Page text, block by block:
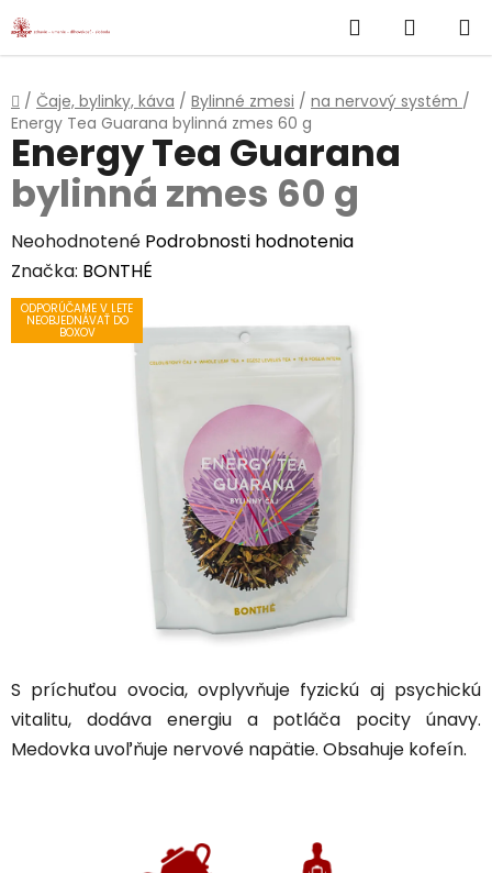
Prejsť
na
Hľadať
KOŠÍK
Domov
/ Čaje, bylinky, káva / Bylinné zmesi / na nervový systém /
Energy Tea Guarana bylinná zmes 60 g
S príchuťou ovocia, ovplyvňuje fyzickú aj psychickú
vitalitu, dodáva energiu a potláča pocity únavy.
Medovka uvoľňuje nervové napätie. Obsahuje kofeín.
Energy Tea Guarana
bylinná zmes 60 g
Priemerné
hodnotenie
produktu
Neohodnotené Podrobnosti hodnotenia
Značka: BONTHÉ
ODPORÚČAME V LETE
NEOBJEDNÁVAŤ DO
BOXOV